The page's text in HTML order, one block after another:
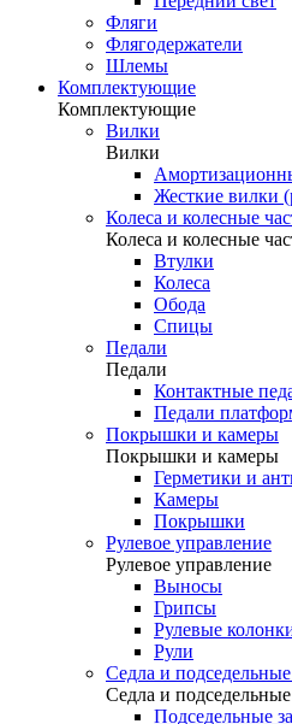
Фляги
Флягодержатели
Шлемы
Комплектующие
Комплектующие
Вилки
Вилки
Жесткие вилки
Колеса и колесные
Колеса и колесные
Втулки
Колеса
Обода
Спицы
Педали
Педали
Контактные
Педали
Покрышки и камеры
Покрышки и камеры
Герметики и
Камеры
Покрышки
Рулевое управление
Рулевое управление
Выносы
Грипсы
Рулевые
Рули
Седла и
Седла и
Подседельные